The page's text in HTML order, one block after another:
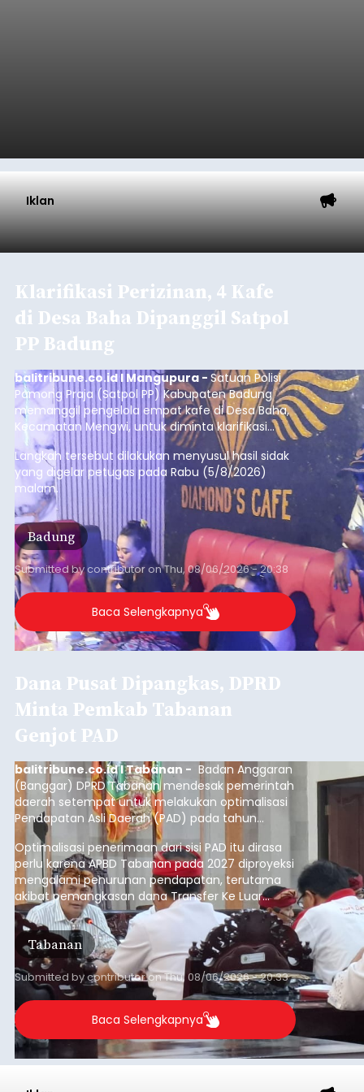
Iklan
Diduga Ilegal, Satpol PP
Hentikan Aktivitas
Pengerukan Lahan di
Temukus
balitribune.co.id I Singaraja -
Pemerintah
Kabupaten Buleleng menghentikan aktivitas
pengerukan lahan di Banjar Dinas Bingin Banjah,
Desa Temukus, Kecamatan Banjar, setelah
ditemukan indikasi kegiatan pengambilan
kawasan.
Buleleng
Submitted bycontributoron Thu, 08/06/2026 - 20:29
Baca Selengkapnya
Belanja 2027 Tembus Rp14
Triliun, DPRD Badung Wanti-
wanti Pemerintah Kelola
Anggaran Secara Cermat
balitribune.co.id | Mangupura- DPRD Badung
bersama Pemerintah Kabupaten Badung
menyepakati Nota Kesepakatan Kebijakan
Umum APBD (KUA) dan Prioritas Plafon Anggaran
Sementara (PPAS) Tahun Anggaran 2027 dalam
rapat paripurna yang digelar di Gedung DPRD
Badung, Kamis (6/8/2026).
Badung